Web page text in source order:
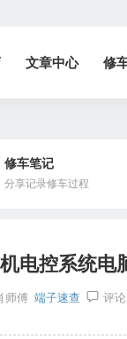
文章中心 修
修车笔记
分享记录修车过程
电控系统
师傅 端子速查 评论